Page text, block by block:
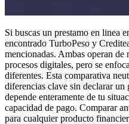
Si buscas un prestamo en linea
encontrado TurboPeso y
mencionadas. Ambas operan de
procesos digitales, pero se
diferentes. Esta comparativa
diferencias clave sin declarar
depende enteramente de tu
capacidad de pago. Comparar
para cualquier producto